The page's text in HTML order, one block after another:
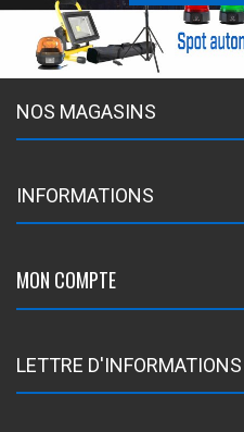
NOS MAGASINS
INFORMATIONS
MON COMPTE
LETTRE D'INFORMATIONS